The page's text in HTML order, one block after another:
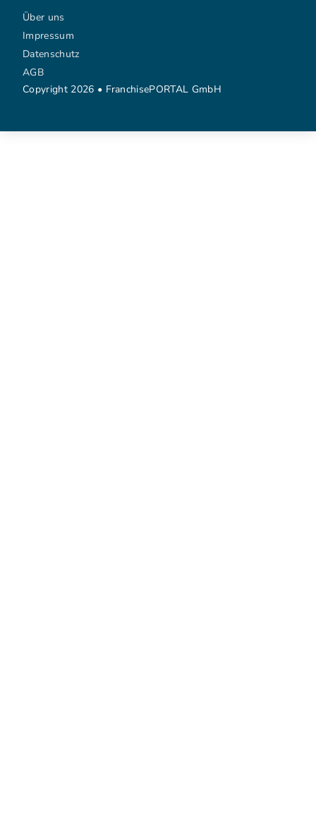
Copyright 2026 • FranchisePORTAL GmbH
Über uns
Impressum
Datenschutz
AGB